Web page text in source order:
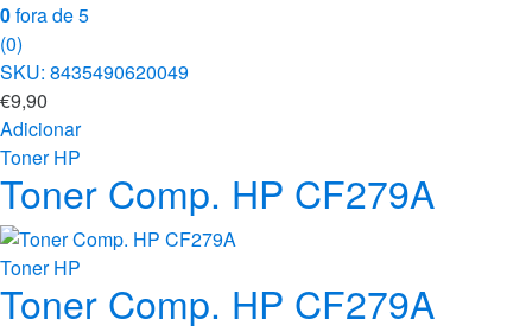
0fora de 5
(0)
SKU: 8435490620049
€9,90
Adicionar
Toner HP
Toner Comp. HP CF279A
Toner HP
Toner Comp. HP CF279A